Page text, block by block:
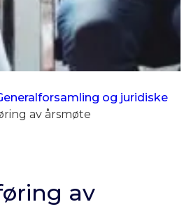
og juridiske
av årsmøte
av